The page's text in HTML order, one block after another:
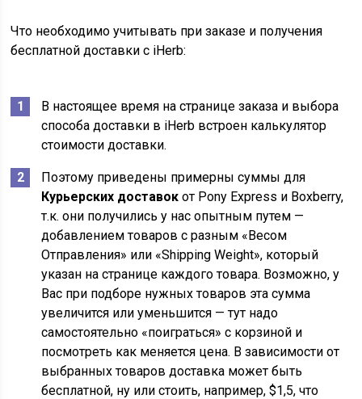
Что необходимо учитывать при заказе и получения
бесплатной доставки с iHerb:
В настоящее время на странице заказа и выбора
способа доставки в iHerb встроен калькулятор
стоимости доставки.
Поэтому приведены примерны суммы для
Курьерских доставок от Pony Express и Boxberry,
т.к. они получились у нас опытным путем —
добавлением товаров с разным «Весом
Отправления» или «Shipping Weight», который
указан на странице каждого товара. Возможно, у
Вас при подборе нужных товаров эта сумма
увеличится или уменьшится — тут надо
самостоятельно «поиграться» с корзиной и
посмотреть как меняется цена. В зависимости от
выбранных товаров доставка может быть
бесплатной, ну или стоить, например, $1,5, что